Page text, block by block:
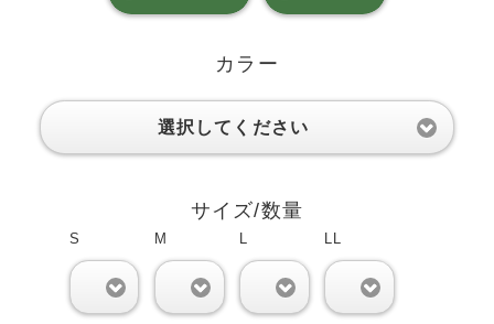
カラー
選択してください
サイズ/数量
S M L LL